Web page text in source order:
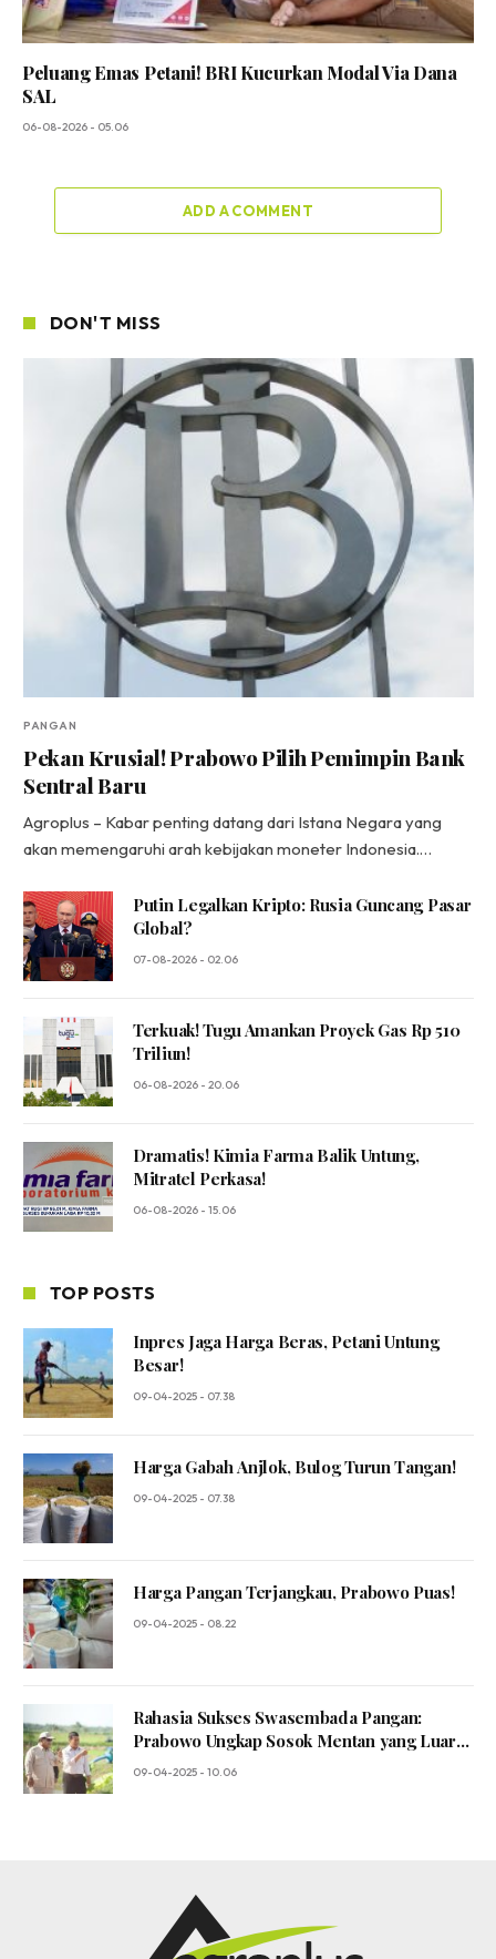
Peluang Emas Petani! BRI Kucurkan Modal Via Dana
SAL
06-08-2026 - 05.06
ADD A COMMENT
DON'T MISS
PANGAN
Pekan Krusial! Prabowo Pilih Pemimpin Bank
Sentral Baru
Agroplus – Kabar penting datang dari Istana Negara yang
akan memengaruhi arah kebijakan moneter Indonesia.…
Putin Legalkan Kripto: Rusia Guncang Pasar
Global?
07-08-2026 - 02.06
Terkuak! Tugu Amankan Proyek Gas Rp 510
Triliun!
06-08-2026 - 20.06
Dramatis! Kimia Farma Balik Untung,
Mitratel Perkasa!
06-08-2026 - 15.06
TOP POSTS
Inpres Jaga Harga Beras, Petani Untung
Besar!
09-04-2025 - 07.38
Harga Gabah Anjlok, Bulog Turun Tangan!
09-04-2025 - 07.38
Harga Pangan Terjangkau, Prabowo Puas!
09-04-2025 - 08.22
Rahasia Sukses Swasembada Pangan:
Prabowo Ungkap Sosok Mentan yang Luar
Biasa!
09-04-2025 - 10.06